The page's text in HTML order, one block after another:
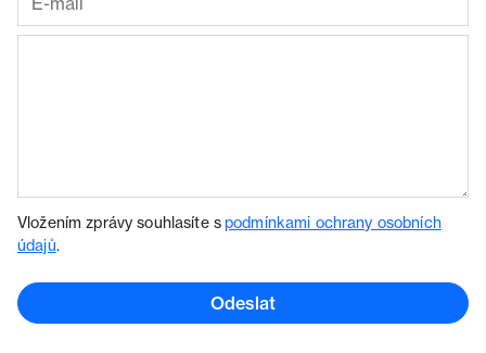
Vložením zprávy souhlasíte spodmínkami ochrany osobních
údajů.
Odeslat